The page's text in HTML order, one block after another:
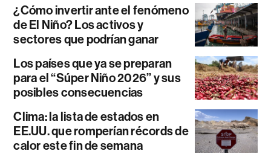
¿Cómo invertir ante el fenómeno
de El Niño? Los activos y
sectores que podrían ganar
Los países que ya se preparan
para el “Súper Niño 2026” y sus
posibles consecuencias
Clima: la lista de estados en
EE.UU. que romperían récords de
calor este fin de semana